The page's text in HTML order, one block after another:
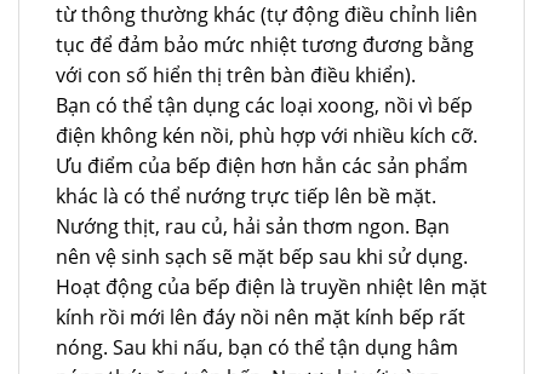
từ thông thường khác (tự động điều chỉnh liên
tục để đảm bảo mức nhiệt tương đương bằng
với con số hiển thị trên bàn điều khiển).
Bạn có thể tận dụng các loại xoong, nồi vì bếp
điện không kén nồi, phù hợp với nhiều kích cỡ.
Ưu điểm của bếp điện hơn hẳn các sản phẩm
khác là có thể nướng trực tiếp lên bề mặt.
Nướng thịt, rau củ, hải sản thơm ngon. Bạn
nên vệ sinh sạch sẽ mặt bếp sau khi sử dụng.
Hoạt động của bếp điện là truyền nhiệt lên mặt
kính rồi mới lên đáy nồi nên mặt kính bếp rất
nóng. Sau khi nấu, bạn có thể tận dụng hâm